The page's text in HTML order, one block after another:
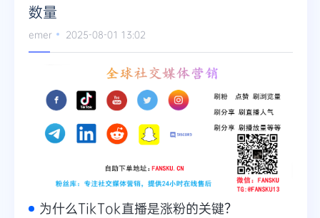
数量
emer 2025-08-01 13:02
为什么TikTok直播是涨粉的关键？